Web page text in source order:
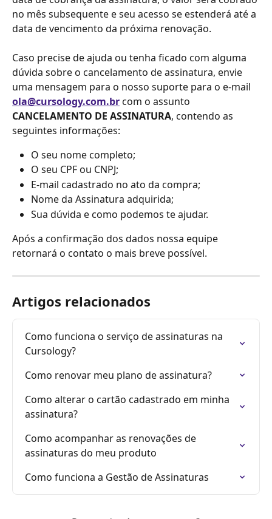
no mês subsequente e seu acesso se estenderá até a
data de vencimento da próxima renovação.
Caso precise de ajuda ou tenha ficado com alguma
dúvida sobre o cancelamento de assinatura, envie
uma mensagem para o nosso suporte para o e-mail
ola@cursology.com.br com o assunto
CANCELAMENTO DE ASSINATURA, contendo as
seguintes informações:
O seu nome completo;
O seu CPF ou CNPJ;
E-mail cadastrado no ato da compra;
Nome da Assinatura adquirida;
Sua dúvida e como podemos te ajudar.
Após a confirmação dos dados nossa equipe
retornará o contato o mais breve possível.
Artigos relacionados
Como funciona o serviço de assinaturas na
Cursology?
Como renovar meu plano de assinatura?
Como alterar o cartão cadastrado em minha
assinatura?
Como acompanhar as renovações de
assinaturas do meu produto
Como funciona a Gestão de Assinaturas